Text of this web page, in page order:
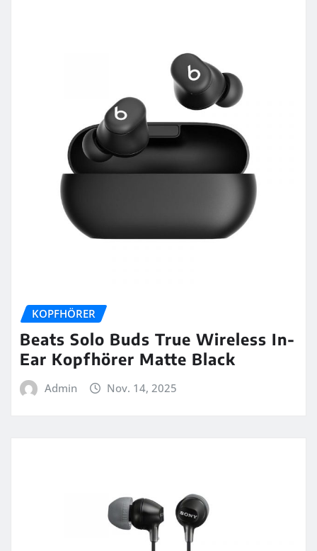
KOPFHÖRER
Beats Solo Buds True Wireless In-
Ear Kopfhörer Matte Black
Admin Nov. 14, 2025